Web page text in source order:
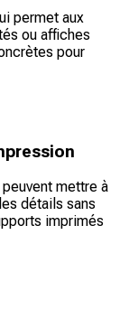
permet aux
ou affiches
pour
mettre à
détails sans
imprimés